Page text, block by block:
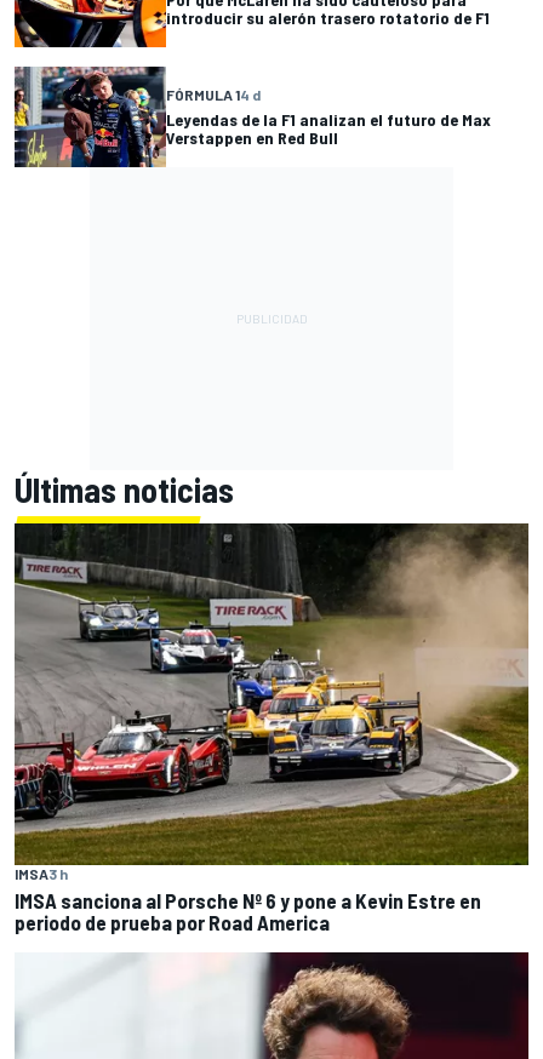
introducir su alerón trasero rotatorio de F1
FÓRMULA 14 d
Leyendas de la F1 analizan el futuro de Max
Verstappen en Red Bull
Últimas noticias
IMSA3 h
IMSA sanciona al Porsche Nº 6 y pone a Kevin Estre en
periodo de prueba por Road America